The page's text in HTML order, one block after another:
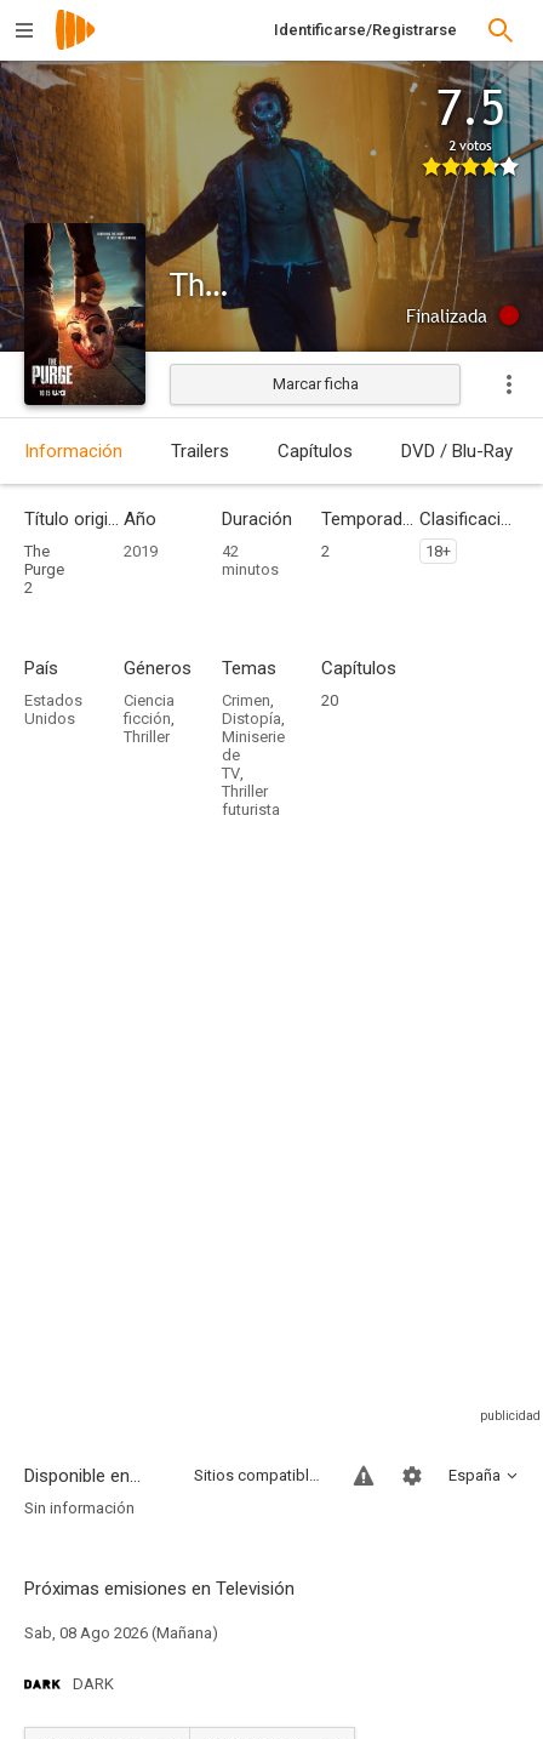
Identificarse/Registrarse
7.5
2 votos
The Purge 2
Finalizada
Marcar ficha
Información Trailers Capítulos DVD / Blu-Ray
Título original
The
Purge
2
Año
2019
Duración
42
minutos
Temporadas
2
Clasificación por edades
18+
País
Estados
Unidos
Géneros
Ciencia
ficción,
Thriller
Temas
Crimen,
Distopía,
Miniserie
de
TV,
Thriller
futurista
Capítulos
20
Disponible en... España
Sitios compatibles
Sin información
Próximas emisiones en Televisión
Sab, 08 Ago 2026 (Mañana)
DARK